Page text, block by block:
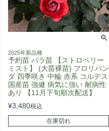
2025年新品種
予約苗 バラ苗 【ストロベリー
ミスト】 (大苗裸苗) フロリバン
ダ 四季咲き 中輪 赤系 コルデス
国産苗 強健 病気に強い 耐病性
あり 【11月下旬順次配送】
¥3,480税込
在庫切れ